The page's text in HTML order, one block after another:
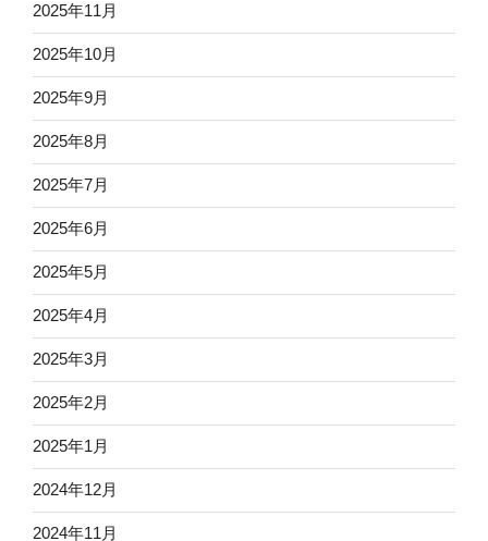
2025年11月
2025年10月
2025年9月
2025年8月
2025年7月
2025年6月
2025年5月
2025年4月
2025年3月
2025年2月
2025年1月
2024年12月
2024年11月